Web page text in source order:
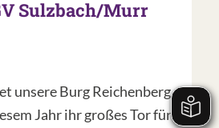
Sulzbach/Murr
unsere Burg Reichenberg
Jahr ihr großes Tor für